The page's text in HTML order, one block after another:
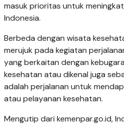
masuk prioritas untuk
Indonesia.
Berbeda dengan wisata
merujuk pada kegiatan
yang berkaitan dengan
kesehatan atau dikenal juga
adalah perjalanan untuk
atau pelayanan kesehatan.
Mengutip dari kemenpar.go.id,